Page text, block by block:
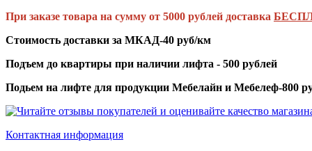
При заказе товара на сумму от 5000 рублей доставка
Стоимость доставки за МКАД-40 руб/км
Подъем до квартиры при наличии лифта - 500 рублей
Подьем на лифте для продукции Мебелайн и Мебелеф-800
Контактная информация